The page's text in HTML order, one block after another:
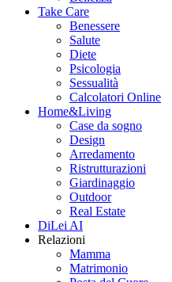
Take Care
Benessere
Salute
Diete
Psicologia
Sessualità
Calcolatori Online
Home&Living
Case da sogno
Design
Arredamento
Ristrutturazioni
Giardinaggio
Outdoor
Real Estate
DiLei AI
Relazioni
Mamma
Matrimonio